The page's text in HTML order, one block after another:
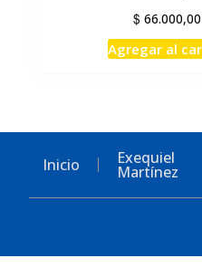
$ 66.000,00
Agregar al
Inicio Exequiel
Martínez